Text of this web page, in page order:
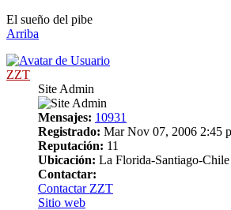
El sueño del pibe
Arriba
ZZT
Site Admin
Mensajes: 10931
Registrado: Mar Nov 07, 2006 2:45
Reputación: 11
Ubicación: La Florida-Santiago-Chile
Contactar:
Contactar ZZT
Sitio web